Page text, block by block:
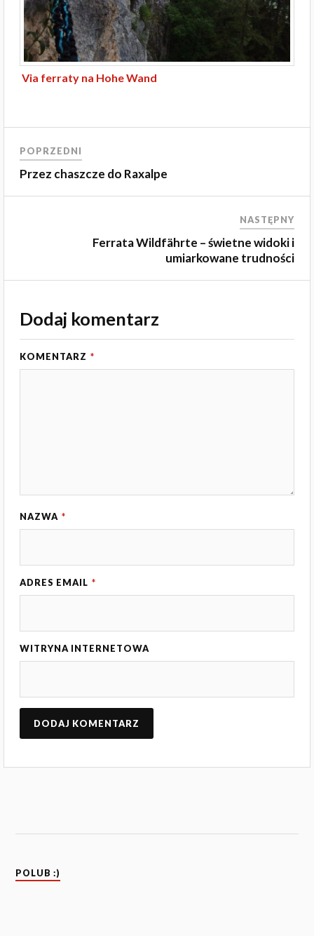
Via ferraty na Hohe Wand
POPRZEDNI
Przez chaszcze do Raxalpe
NASTĘPNY
Ferrata Wildfährte – świetne widoki i
umiarkowane trudności
Dodaj komentarz
KOMENTARZ *
NAZWA *
ADRES EMAIL *
WITRYNA INTERNETOWA
POLUB :)